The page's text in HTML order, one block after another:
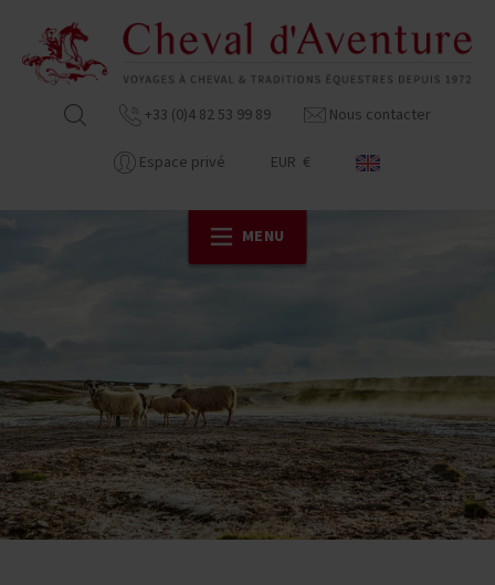
+33 (0)4 82 53 99 89 Nous contacter
Espace privé EUR €
MENU